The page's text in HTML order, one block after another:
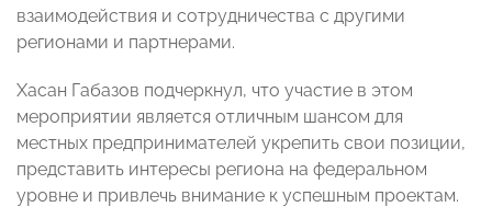
взаимодействия и сотрудничества с другими
регионами и партнерами.
Хасан Габазов подчеркнул, что участие в этом
мероприятии является отличным шансом для
местных предпринимателей укрепить свои позиции,
представить интересы региона на федеральном
уровне и привлечь внимание к успешным проектам.